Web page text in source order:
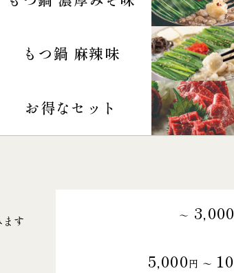
もつ鍋 麻辣味
お得なセット
す ～ 3,000
5,000円 〜